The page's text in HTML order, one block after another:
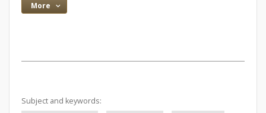
More
Subject and keywords: